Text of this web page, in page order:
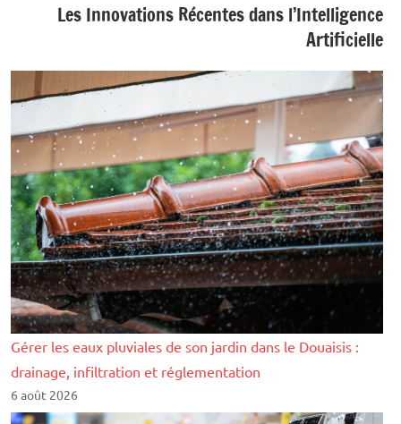
Les Innovations Récentes dans l’Intelligence
Artificielle
Gérer les eaux pluviales de son jardin dans le Douaisis :
drainage, infiltration et réglementation
6 août 2026